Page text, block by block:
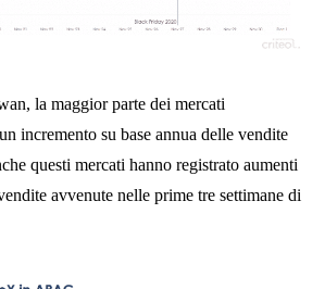
la maggior parte dei mercati
incremento su base annua delle vendite
questi mercati hanno registrato aumenti
avvenute nelle prime tre settimane di